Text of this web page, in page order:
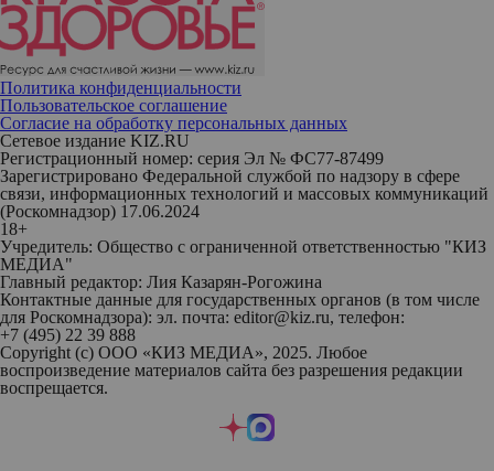
Политика конфиденциальности
Пользовательское соглашение
Согласие на обработку персональных данных
Сетевое издание KIZ.RU
Регистрационный номер: серия Эл № ФС77-87499
Зарегистрировано Федеральной службой по надзору в сфере
связи, информационных технологий и массовых коммуникаций
(Роскомнадзор) 17.06.2024
18+
Учредитель: Общество с ограниченной ответственностью "КИЗ
МЕДИА"
Главный редактор: Лия Казарян-Рогожина
Контактные данные для государственных органов (в том числе
для Роскомнадзора): эл. почта: editor@kiz.ru, телефон:
+7 (495) 22 39 888
Copyright (с) ООО «КИЗ МЕДИА», 2025. Любое
воспроизведение материалов сайта без разрешения редакции
воспрещается.